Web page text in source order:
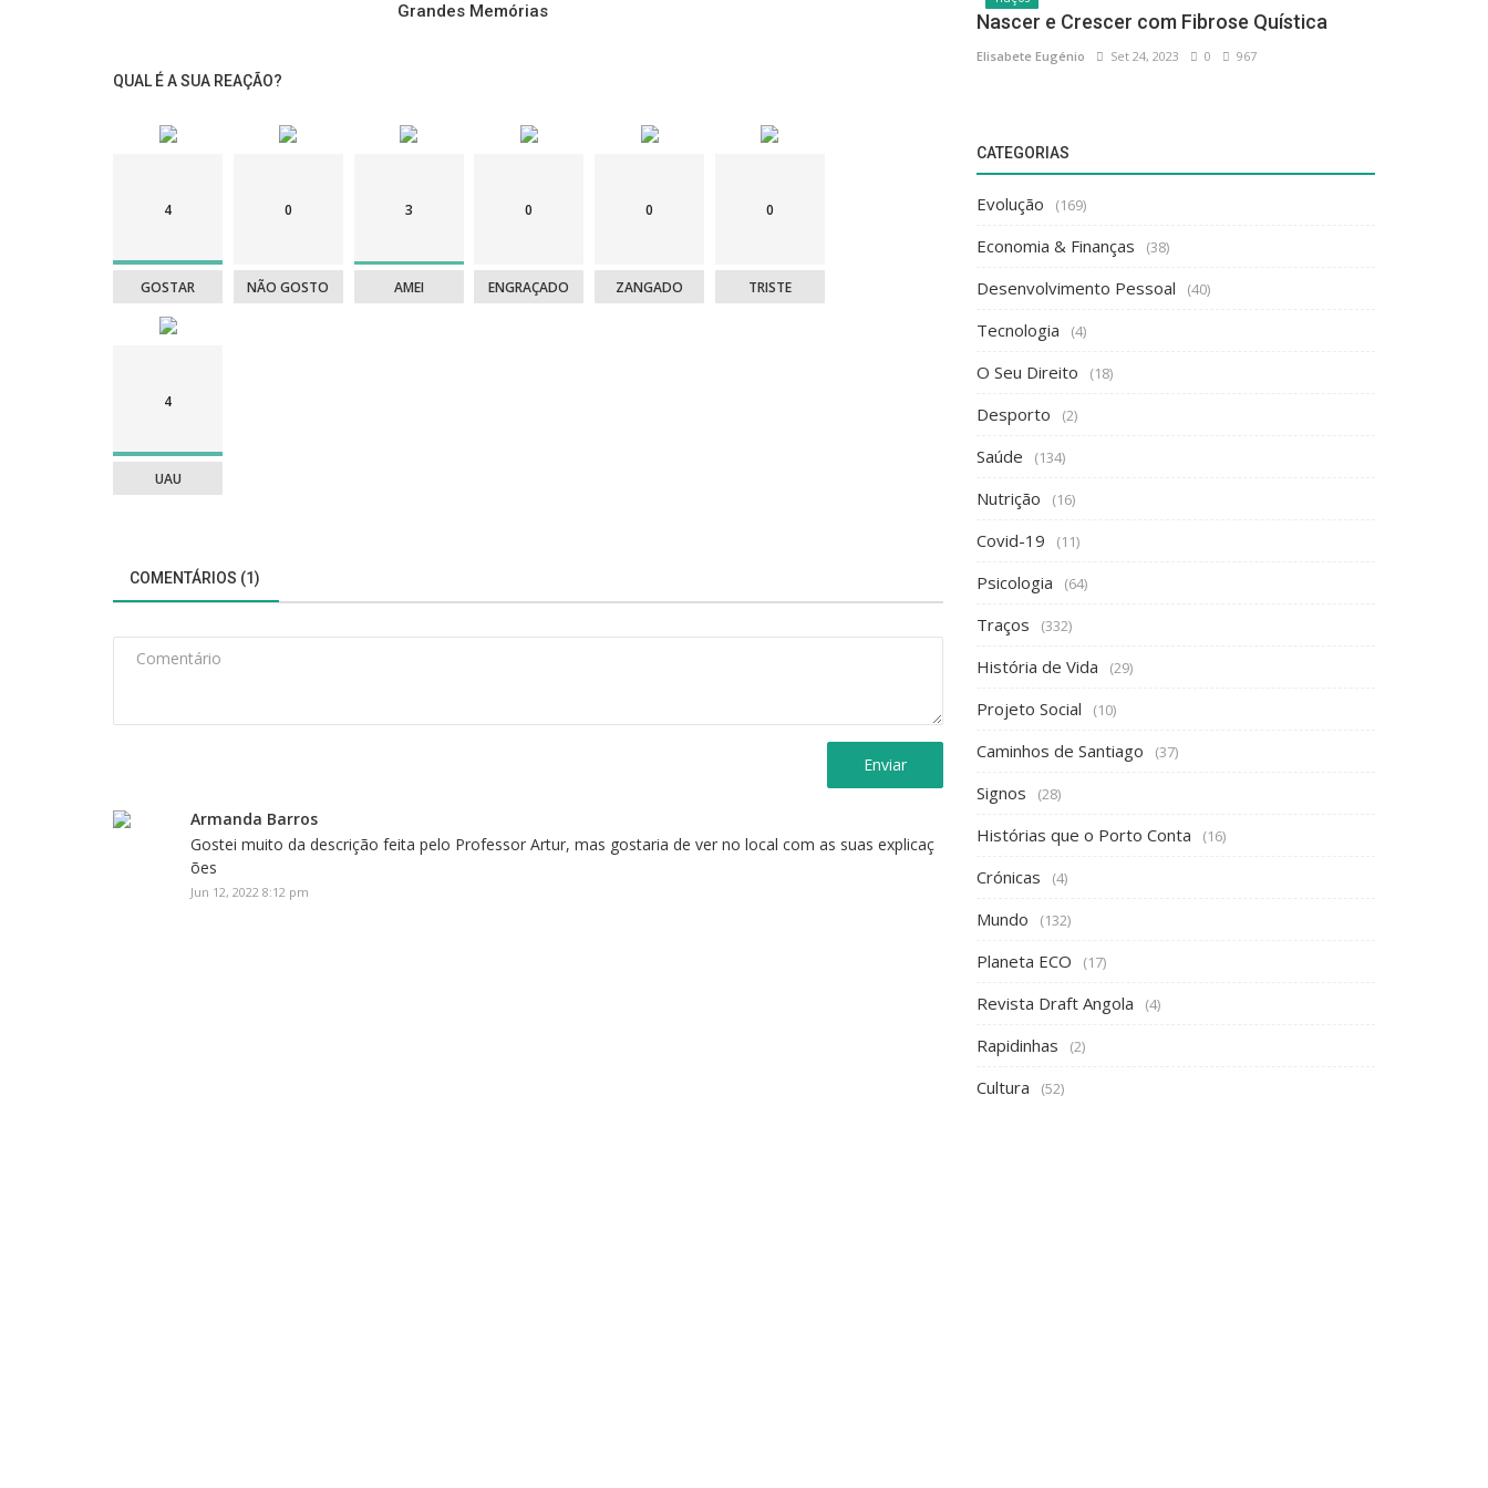
Grandes Memórias
QUAL É A SUA REAÇÃO?
4
GOSTAR
0
NÃO GOSTO
3
AMEI
0
ENGRAÇADO
0
ZANGADO
0
TRISTE
4
UAU
COMENTÁRIOS (1)
Enviar
Armanda Barros
Gostei muito da descrição feita pelo Professor Artur, mas gostaria de ver no local com as suas explicaç
ões
Jun 12, 2022 8:12 pm
Elisabete Eugénio
Evolução (169)
Economia & Finanças
Desenvolvimento Pessoal
Tecnologia (4)
O Seu Direito
Desporto (2)
Saúde (134)
Nutrição (16)
Covid-19 (11)
Psicologia (64)
Traços (332)
História de Vida
Projeto Social (10)
Caminhos de Santiago
Signos (28)
Histórias que o Porto Conta
Crónicas (4)
Mundo (132)
Planeta ECO
Revista Draft Angola
Rapidinhas (2)
Cultura (52)